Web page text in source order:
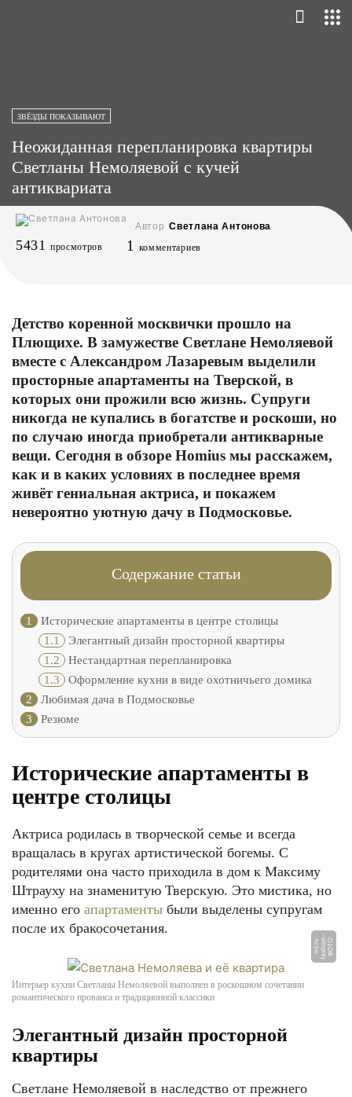
ЗВЁЗДЫ ПОКАЗЫВАЮТ
Неожиданная перепланировка квартиры
Светланы Немоляевой с кучей
антиквариата
Автор Светлана Антонова
5431 просмотров 1 комментариев
Детство коренной москвички прошло на
Плющихе. В замужестве Светлане Немоляевой
вместе с Александром Лазаревым выделили
просторные апартаменты на Тверской, в
которых они прожили всю жизнь. Супруги
никогда не купались в богатстве и роскоши, но
по случаю иногда приобретали антикварные
вещи. Сегодня в обзоре Homius мы расскажем,
как и в каких условиях в последнее время
живёт гениальная актриса, и покажем
невероятно уютную дачу в Подмосковье.
Содержание статьи
1
Исторические апартаменты в центре столицы
1.1 Элегантный дизайн просторной квартиры
1.2 Нестандартная перепланировка
1.3 Оформление кухни в виде охотничьего домика
2
Любимая дача в Подмосковье
3
Резюме
Исторические апартаменты в
центре столицы
Актриса родилась в творческой семье и всегда
вращалась в кругах артистической богемы. С
родителями она часто приходила в дом к Максиму
Штрауху на знаменитую Тверскую. Это мистика, но
именно его апартаменты были выделены супругам
после их бракосочетания.
Ф
О
Т
О:
f
a
s
hi
o
n
-i
n
t.
r
u
Интерьер кухни Светланы Немоляевой выполнен в роскошном сочетании
романтического прованса и традиционной классики
Элегантный дизайн просторной
квартиры
Светлане Немоляевой в наследство от прежнего